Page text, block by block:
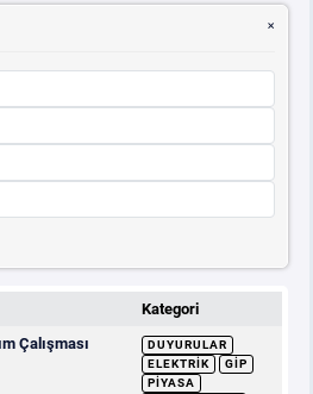
Kategori
Çalışması
DUYURULAR
ELEKTRIK
GİP
PIYASA